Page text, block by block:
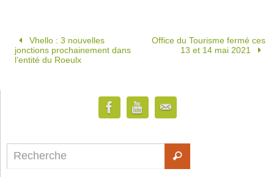
Vhello : 3 nouvelles
jonctions prochainement dans
l’entité du Roeulx
Office du Tourisme fermé ces
13 et 14 mai 2021